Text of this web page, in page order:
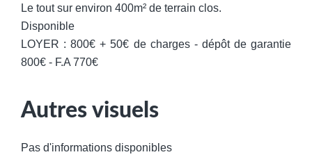
Le tout sur environ 400m² de terrain clos.
Disponible
LOYER : 800€ + 50€ de charges - dépôt de garantie
800€ - F.A 770€
Autres visuels
Pas d'informations disponibles